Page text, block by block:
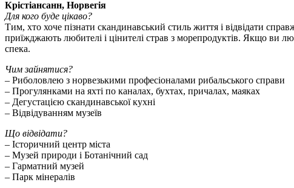
Крістіансанн, Норвегія
Для кого буде цікаво?
Тим, хто хоче пізнати скандинавський стиль життя і відвідати
приїжджають любителі і цінителі страв з морепродуктів. Якщо ви
спека.
Чим зайнятися?
– Риболовлею з норвезькими професіоналами рибальського справи
– Прогулянками на яхті по каналах, бухтах, причалах, маяках
– Дегустацією скандинавської кухні
– Відвідуванням музеїв
Що відвідати?
– Історичний центр міста
– Музей природи і Ботанічний сад
– Гарматний музей
– Парк мінералів